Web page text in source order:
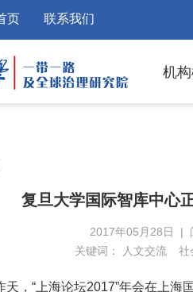
页 联系我们
机
复旦大学国际智库中心
2017年05月28日 |
关键词：
人文交流 社
“上海论坛2017”年会在上海